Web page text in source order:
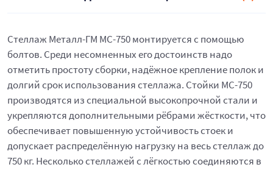
Стеллаж Металл-ГМ МС-750 монтируется с помощью
болтов. Среди несомненных его достоинств надо
отметить простоту сборки, надёжное крепление полок и
долгий срок использования стеллажа. Стойки МС-750
производятся из специальной высокопрочной стали и
укрепляются дополнительными рёбрами жёсткости, что
обеспечивает повышенную устойчивость стоек и
допускает распределённую нагрузку на весь стеллаж до
750 кг. Несколько стеллажей с лёгкостью соединяются в